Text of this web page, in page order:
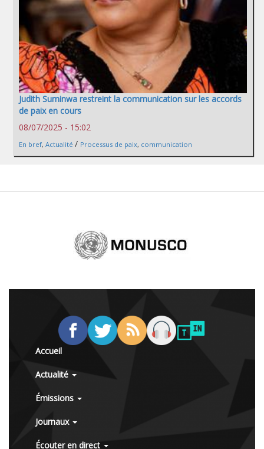
Judith Suminwa restreint la communication sur les accords
de paix en cours
08/07/2025 - 15:02
En bref, Actualité / Processus de paix, communication
Accueil
Actualité
Émissions
Journaux
Écouter en direct